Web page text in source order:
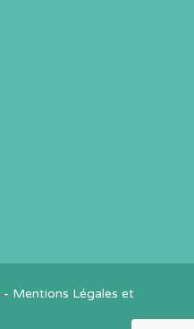
- Mentions Légales et